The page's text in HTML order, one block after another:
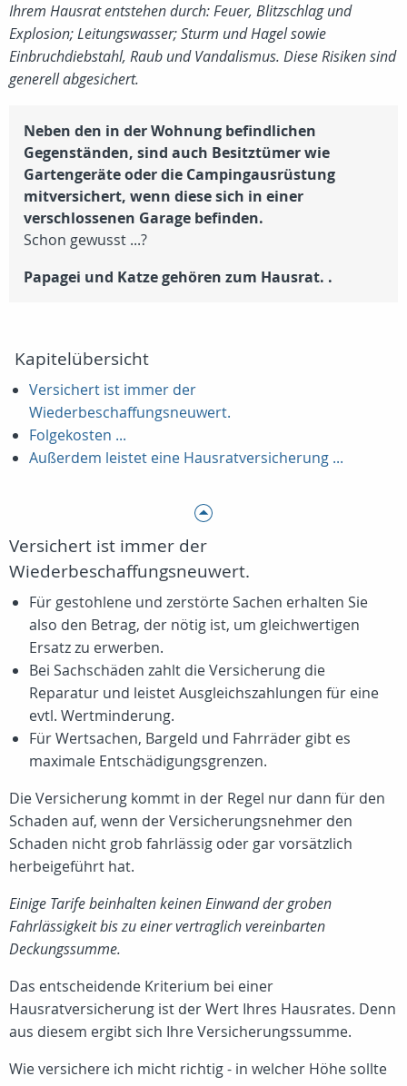
Ihrem Hausrat entstehen durch: Feuer, Blitzschlag und
Explosion; Leitungswasser; Sturm und Hagel sowie
Einbruchdiebstahl, Raub und Vandalismus. Diese Risiken sind
generell abgesichert.
Neben den in der Wohnung befindlichen
Gegenständen, sind auch Besitztümer wie
Gartengeräte oder die Campingausrüstung
mitversichert, wenn diese sich in einer
verschlossenen Garage befinden.
Schon gewusst ...?
Papagei und Katze gehören zum Hausrat. .
Kapitelübersicht
Versichert ist immer der
Wiederbeschaffungsneuwert.
Folgekosten ...
Außerdem leistet eine Hausratversicherung ...
Versichert ist immer der
Wiederbeschaffungsneuwert.
Für gestohlene und zerstörte Sachen erhalten Sie
also den Betrag, der nötig ist, um gleichwertigen
Ersatz zu erwerben.
Bei Sachschäden zahlt die Versicherung die
Reparatur und leistet Ausgleichszahlungen für eine
evtl. Wertminderung.
Für Wertsachen, Bargeld und Fahrräder gibt es
maximale Entschädigungsgrenzen.
Die Versicherung kommt in der Regel nur dann für den
Schaden auf, wenn der Versicherungsnehmer den
Schaden nicht grob fahrlässig oder gar vorsätzlich
herbeigeführt hat.
Einige Tarife beinhalten keinen Einwand der groben
Fahrlässigkeit bis zu einer vertraglich vereinbarten
Deckungssumme.
Das entscheidende Kriterium bei einer
Hausratversicherung ist der Wert Ihres Hausrates. Denn
aus diesem ergibt sich Ihre Versicherungssumme.
Wie versichere ich micht richtig - in welcher Höhe sollte